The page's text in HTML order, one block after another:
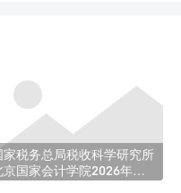
家税务总局税收科学研究所
京国家会计学院2026年税